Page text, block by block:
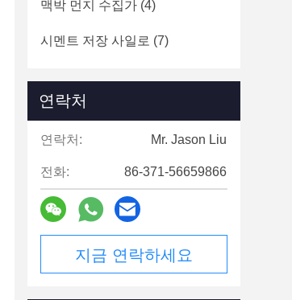
맥박 먼지 수집가 (4)
시멘트 저장 사일로 (7)
연락처
연락처: Mr. Jason Liu
전화: 86-371-56659866
지금 연락하세요